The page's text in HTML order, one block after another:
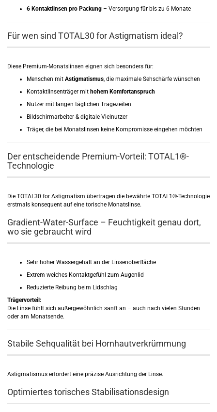
6 Kontaktlinsen pro Packung – Versorgung für bis zu 6 Monate
Für wen sind TOTAL30 for Astigmatism ideal?
Diese Premium-Monatslinsen eignen sich besonders für:
Menschen mit Astigmatismus, die maximale Sehschärfe wünschen
Kontaktlinsenträger mit hohem Komfortanspruch
Nutzer mit langen täglichen Tragezeiten
Bildschirmarbeiter & digitale Vielnutzer
Träger, die bei Monatslinsen keine Kompromisse eingehen möchten
Der entscheidende Premium-Vorteil: TOTAL1®-
Technologie
Die TOTAL30 for Astigmatism übertragen die bewährte TOTAL1®-Technologie
erstmals konsequent auf eine torische Monatslinse.
Gradient-Water-Surface – Feuchtigkeit genau dort,
wo sie gebraucht wird
Sehr hoher Wassergehalt an der Linsenoberfläche
Extrem weiches Kontaktgefühl zum Augenlid
Reduzierte Reibung beim Lidschlag
Trägervorteil:
Die Linse fühlt sich außergewöhnlich sanft an – auch nach vielen Stunden
oder am Monatsende.
Stabile Sehqualität bei Hornhautverkrümmung
Astigmatismus erfordert eine präzise Ausrichtung der Linse.
Optimiertes torisches Stabilisationsdesign